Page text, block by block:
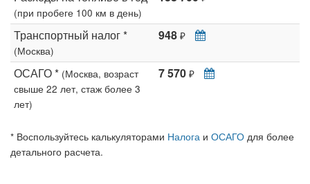
(при пробеге 100 км в день)
Транспортный налог *
(Москва)
948 ₽
ОСАГО * (Москва, возраст
свыше 22 лет, стаж более 3
лет)
7 570 ₽
* Воспользуйтесь калькуляторами Налога и ОСАГО для более
детального расчета.